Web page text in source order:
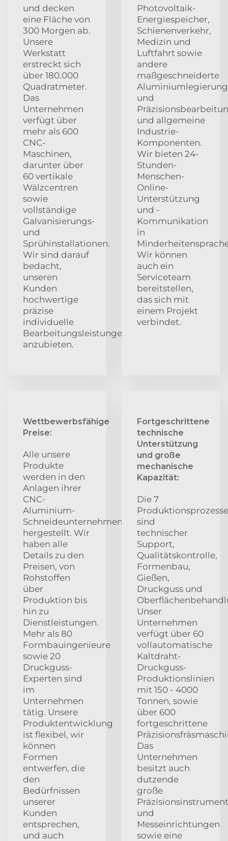
und decken
eine Fläche von
300 Morgen ab.
Unsere
Werkstatt
erstreckt sich
über 180.000
Quadratmeter.
Das
Unternehmen
verfügt über
mehr als 600
CNC-
Maschinen,
darunter über
60 vertikale
Wälzcentren
sowie
vollständige
Galvanisierungs-
und
Sprühinstallationen.
Wir sind darauf
bedacht,
unseren
Kunden
hochwertige
präzise
individuelle
Bearbeitungsleistungen
anzubieten.
Photovoltaik-
Energiespeicher,
Schienenverkehr,
Medizin und
Luftfahrt sowie
andere
maßgeschneiderte
und
und allgemeine
Industrie-
Komponenten.
Wir bieten 24-
Stunden-
Menschen-
Online-
Unterstützung
und -
Kommunikation
in
Wir können
auch ein
Serviceteam
bereitstellen,
das sich mit
einem Projekt
verbindet.
Wettbewerbsfähige
Preise:
Alle unsere
Produkte
werden in den
Anlagen ihrer
CNC-
Aluminium-
Schneideunternehmen
hergestellt. Wir
haben alle
Details zu den
Preisen, von
Rohstoffen
über
Produktion bis
hin zu
Dienstleistungen.
Mehr als 80
Formbauingenieure
sowie 20
Druckguss-
Experten sind
im
Unternehmen
tätig. Unsere
Produktentwicklung
ist flexibel, wir
können
Formen
entwerfen, die
den
Bedürfnissen
unserer
Kunden
entsprechen,
und auch
Fortgeschrittene
technische
Unterstützung
und große
mechanische
Kapazität:
Die 7
Produktionsprozesse
sind
technischer
Support,
Qualitätskontrolle,
Formenbau,
Gießen,
Druckguss und
Unser
Unternehmen
verfügt über 60
vollautomatische
Kaltdraht-
Druckguss-
Produktionslinien
mit 150 - 4000
Tonnen, sowie
über 600
fortgeschrittene
Das
Unternehmen
besitzt auch
dutzende
große
und
Messeinrichtungen
sowie eine